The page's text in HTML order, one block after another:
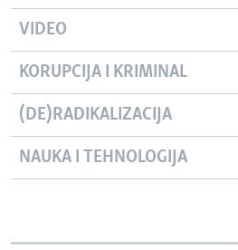
VIDEO
KORUPCIJA I KRIMINAL
(DE)RADIKALIZACIJA
NAUKA I TEHNOLOGIJA